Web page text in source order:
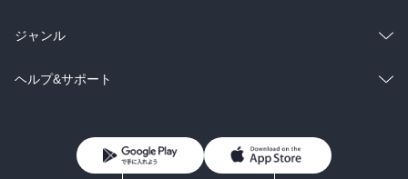
BL・TL
雑誌・グラビア
BL・TL
ラノベ
雑誌・グラビア
総合
ラノベ
ジャンル
コミック
ライトノベル 男子向けラノベ
ヘルプ&サポート
よくあるご質問 お問い合わせ